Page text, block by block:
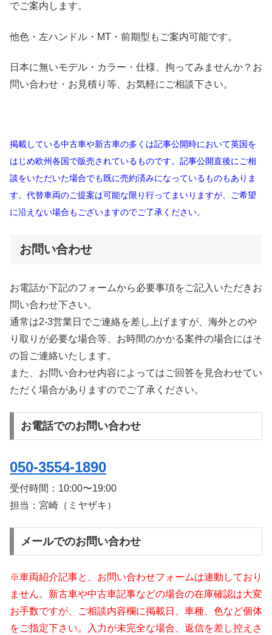
でご案内します。
他色・左ハンドル・MT・前期型もご案内可能です。
日本に無いモデル・カラー・仕様、拘ってみませんか？お
問い合わせ・お見積り等、お気軽にご相談下さい。
掲載している中古車や新古車の多くは記事公開時において英国を
はじめ欧州各国で販売されているものです。記事公開直後にご相
談をいただいた場合でも既に売約済みになっているものもありま
す。代替車両のご提案は可能な限り行ってまいりますが、ご希望
に沿えない場合もございますのでご了承ください。
お問い合わせ
お電話か下記のフォームから必要事項をご記入いただきお
問い合わせ下さい。
通常は2-3営業日でご連絡を差し上げますが、海外とのや
り取りが必要な場合等、お時間のかかる案件の場合にはそ
の旨ご連絡いたします。
また、お問い合わせ内容によってはご回答を見合わせてい
ただく場合がありますのでご了承ください。
お電話でのお問い合わせ
050-3554-1890
受付時間： 10:00〜19:00
担当：宮崎（ミヤザキ）
メールでのお問い合わせ
※車両紹介記事と、お問い合わせフォームは連動しており
ません。新古車や中古車記事などの場合の在庫確認は大変
お手数ですが、ご相談内容欄に掲載日、車種、色など個体
をご指定下さい。入力が未完全な場合、返信を差し控えさ